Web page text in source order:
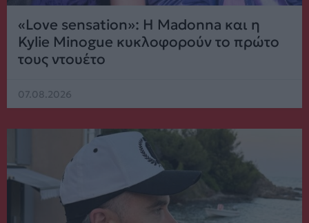
«Love sensation»: Η Madonna και η
Kylie Minogue κυκλοφορούν το πρώτο
τους ντουέτο
07.08.2026